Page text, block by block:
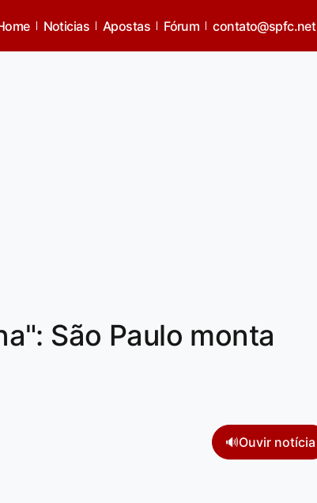
Noticias Apostas Fórum contato@spfc.net
São Paulo monta
🔊Ouvir notícia